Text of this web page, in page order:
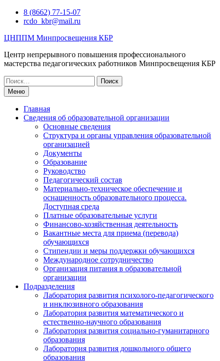
Перейти8 (8662) 77-15-07
rcdo_kbr@mail.ru
ЦНППМ Минпросвещения КБР
Центр непрерывного повышения профессионального
мастерства педагогических работников Минпросвещения КБР
Искать:
Меню
Главная
Сведения об образовательной организации
Основные сведения
Структура и органы управления образовательной
организацией
Документы
Образование
Руководство
Педагогический состав
Материально-техническое обеспечение и
оснащенность образовательного процесса.
Доступная среда
Платные образовательные услуги
Финансово-хозяйственная деятельность
Вакантные места для приема (перевода)
обучающихся
Стипендии и меры поддержки обучающихся
Международное сотрудничество
Организация питания в образовательной
организации
Подразделения
Лаборатория развития психолого-педагогического
и инклюзивного образования
Лаборатория развития математического и
естественно-научного образования
Лаборатория развития социально-гуманитарного
образования
Лаборатория развития дошкольного общего
образования